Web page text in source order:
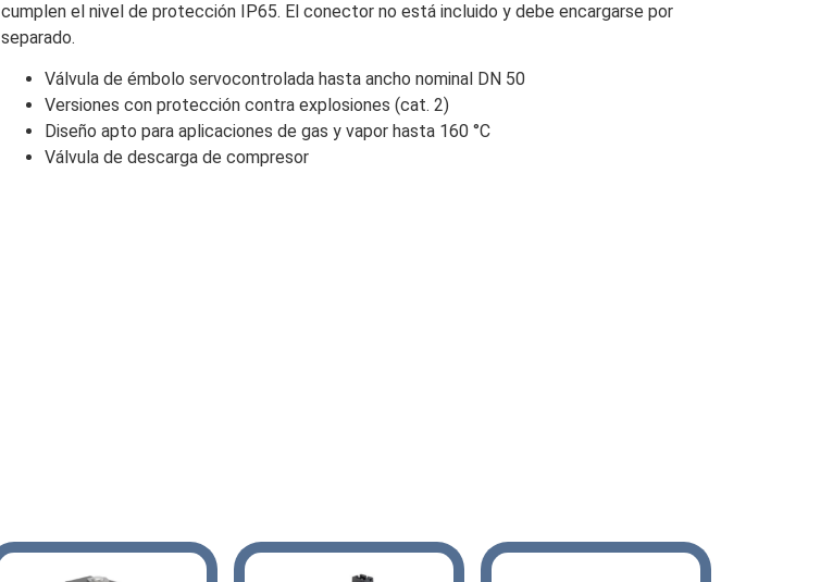
cumplen el nivel de protección IP65. El conector no está incluido y debe encargarse por
separado.
Válvula de émbolo servocontrolada hasta ancho nominal DN 50
Versiones con protección contra explosiones (cat. 2)
Diseño apto para aplicaciones de gas y vapor hasta 160 °C
Válvula de descarga de compresor